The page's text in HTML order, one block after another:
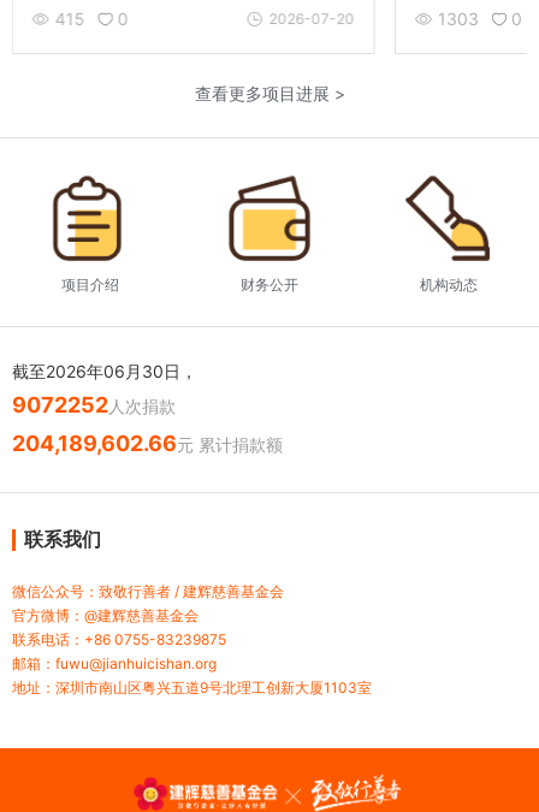
415
0 2026-07-20 1303 0
查看更多项目进展 >
项目介绍 财务公开 机构动态
截至2026年06月30日，
9072252人次捐款
204,189,602.66元 累计捐款额
联系我们
微信公众号：致敬行善者 / 建辉慈善基金会
官方微博：@建辉慈善基金会
联系电话：+86 0755-83239875
邮箱：fuwu@jianhuicishan.org
地址：深圳市南山区粤兴五道9号北理工创新大厦1103室